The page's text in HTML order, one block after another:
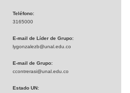
Teléfono:
3165000
E-mail de Líder de Grupo:
lygonzalezb@unal.edu.co
E-mail de Grupo:
ccontrerasi@unal.edu.co
Estado UN: